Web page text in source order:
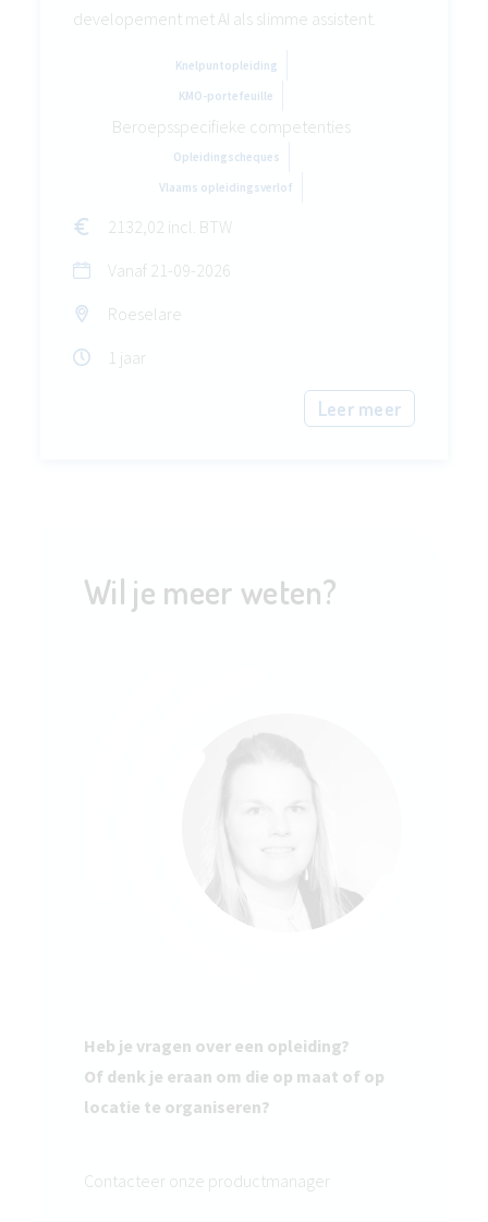
developement met AI als slimme assistent.
Knelpuntopleiding
KMO-portefeuille
Beroepsspecifieke competenties
Opleidingscheques
Vlaams opleidingsverlof
2132,02 incl. BTW
Vanaf 21-09-2026
Roeselare
1 jaar
Leer meer
Wil je meer weten?
Heb je vragen over een opleiding?
Of denk je eraan om die op maat of op
locatie te organiseren?
Contacteer onze productmanager